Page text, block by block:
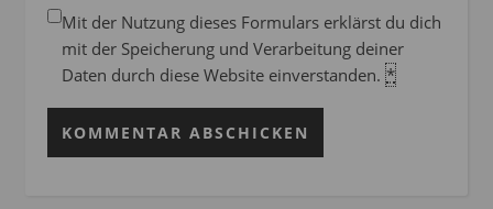
Mit der Nutzung dieses Formulars erklärst du dich
mit der Speicherung und Verarbeitung deiner
Daten durch diese Website einverstanden. *